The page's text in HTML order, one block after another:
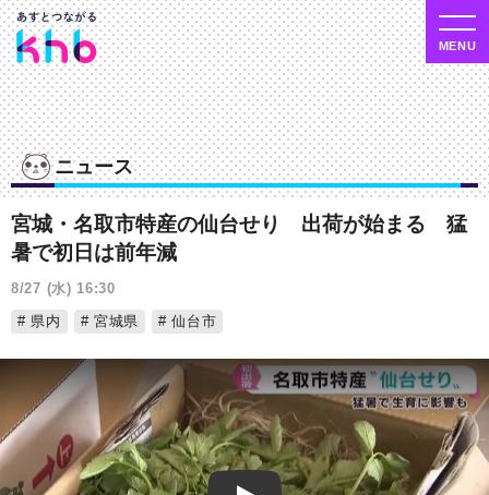
ニュース
宮城・名取市特産の仙台せり 出荷が始まる 猛
暑で初日は前年減
8/27 (水) 16:30
県内
宮城県 仙台市